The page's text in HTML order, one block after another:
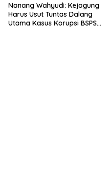
Nanang Wahyudi: Kejagung
Harus Usut Tuntas Dalang
Utama Kasus Korupsi BSPS